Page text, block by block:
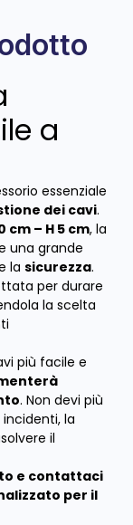
a
essenziale
dei cavi.
cm – H 5 cm, la
una grande
la sicurezza.
per durare
la scelta
più facile e
. Non devi più
la
il
e contattaci
per il